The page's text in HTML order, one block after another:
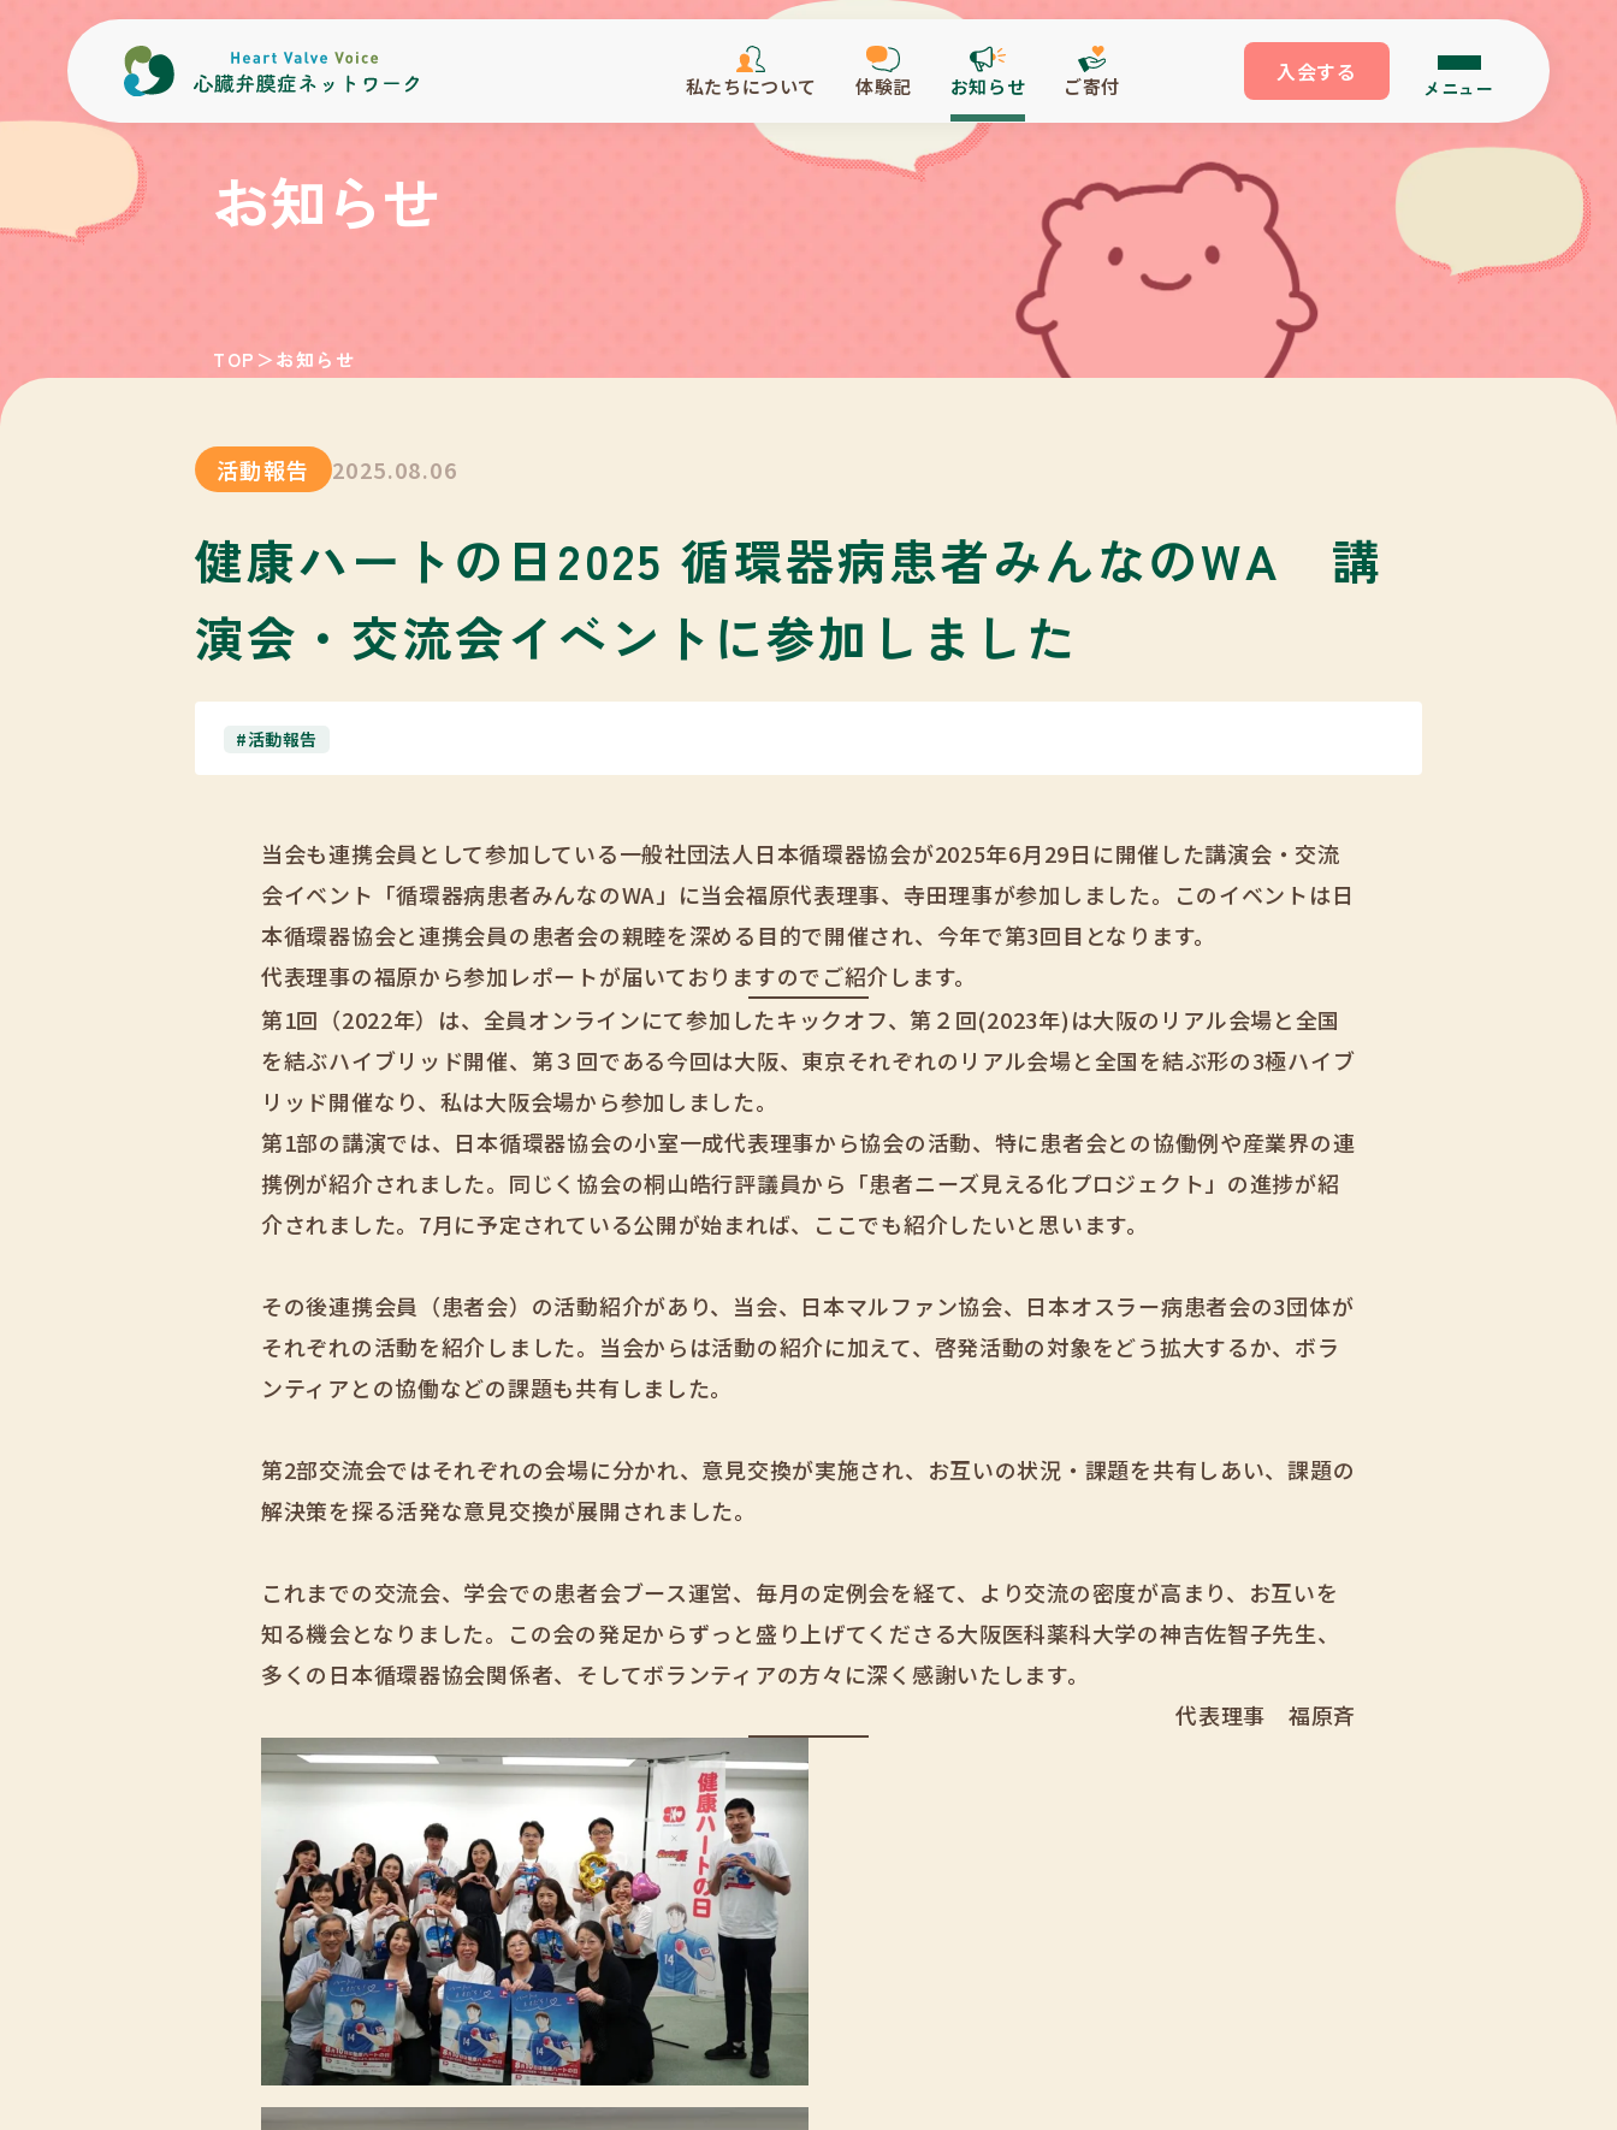
内容をスキップ
私たちについて 体験記 お知らせ ご寄付 入会する
メニュー
お知らせ
TOP ＞お知らせ
活動報告 2025.08.06
健康ハートの日2025 循環器病患者みんなのWA 講
演会・交流会イベントに参加しました
#活動報告
当会も連携会員として参加している一般社団法人日本循環器協会が2025年6月29日に開催した講演会・交流
会イベント「循環器病患者みんなのWA」に当会福原代表理事、寺田理事が参加しました。このイベントは日
本循環器協会と連携会員の患者会の親睦を深める目的で開催され、今年で第3回目となります。
代表理事の福原から参加レポートが届いておりますのでご紹介します。
第1回（2022年）は、全員オンラインにて参加したキックオフ、第２回(2023年)は大阪のリアル会場と全国
を結ぶハイブリッド開催、第３回である今回は大阪、東京それぞれのリアル会場と全国を結ぶ形の3極ハイブ
リッド開催なり、私は大阪会場から参加しました。
第1部の講演では、日本循環器協会の小室一成代表理事から協会の活動、特に患者会との協働例や産業界の連
携例が紹介されました。同じく協会の桐山皓行評議員から「患者ニーズ見える化プロジェクト」の進捗が紹
介されました。7月に予定されている公開が始まれば、ここでも紹介したいと思います。
その後連携会員（患者会）の活動紹介があり、当会、日本マルファン協会、日本オスラー病患者会の3団体が
それぞれの活動を紹介しました。当会からは活動の紹介に加えて、啓発活動の対象をどう拡大するか、ボラ
ンティアとの協働などの課題も共有しました。
第2部交流会ではそれぞれの会場に分かれ、意見交換が実施され、お互いの状況・課題を共有しあい、課題の
解決策を探る活発な意見交換が展開されました。
これまでの交流会、学会での患者会ブース運営、毎月の定例会を経て、より交流の密度が高まり、お互いを
知る機会となりました。この会の発足からずっと盛り上げてくださる大阪医科薬科大学の神吉佐智子先生、
多くの日本循環器協会関係者、そしてボランティアの方々に深く感謝いたします。
代表理事 福原斉